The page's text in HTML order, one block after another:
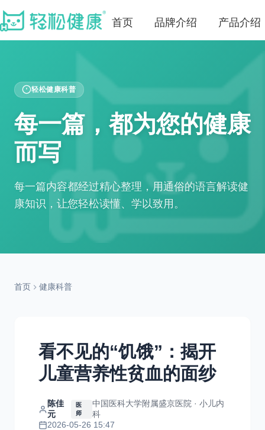
首页 品牌介绍 产品介绍
轻松健康科普
每一篇，都为您的健康
而写
每一篇内容都经过精心整理，用通俗的语言解读健
康知识，让您轻松读懂、学以致用。
首页 健康科普
看不见的“饥饿”：揭开
儿童营养性贫血的面纱
陈佳
元
医
师
中国医科大学附属盛京医院 · 小儿内
科
2026-05-26 15:47